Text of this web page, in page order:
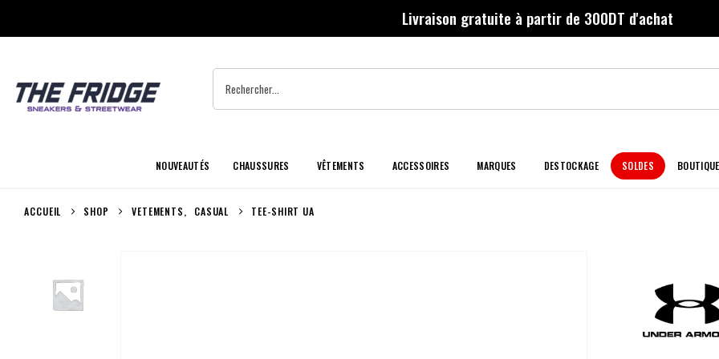
Livraison gratuite à partir de 300DT d'achat
NOUVEAUTÉS CHAUSSURES VÊTEMENTS ACCESSOIRES MARQUES DESTOCKAGE SOLDES
ACCUEIL SHOP VETEMENTS, CASUAL TEE-SHIRT UA